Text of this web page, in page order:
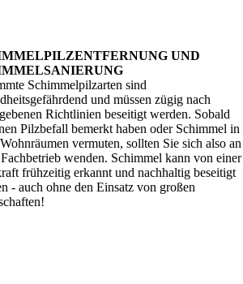
UND
Schimmelpilzarten sind
und müssen zügig nach
Richtlinien beseitigt werden. Sobald
Pilzbefall bemerkt haben oder Schimmel in
vermuten, sollten Sie sich also an
wenden. Schimmel kann von einer
frühzeitig erkannt und nachhaltig beseitigt
- auch ohne den Einsatz von großen